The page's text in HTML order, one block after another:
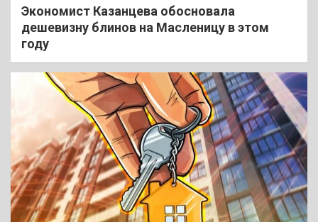
Экономист Казанцева обосновала
дешевизну блинов на Масленицу в этом
году